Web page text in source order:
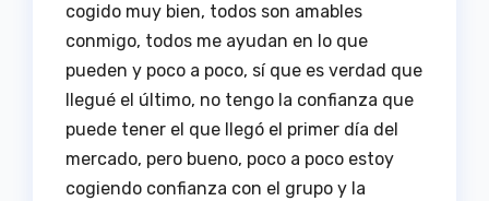
cogido muy bien, todos son amables
conmigo, todos me ayudan en lo que
pueden y poco a poco, sí que es verdad que
llegué el último, no tengo la confianza que
puede tener el que llegó el primer día del
mercado, pero bueno, poco a poco estoy
cogiendo confianza con el grupo y la